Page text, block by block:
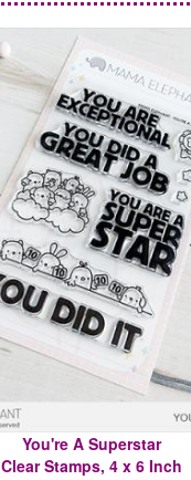
You're A Superstar
Clear Stamps, 4 x 6 Inch